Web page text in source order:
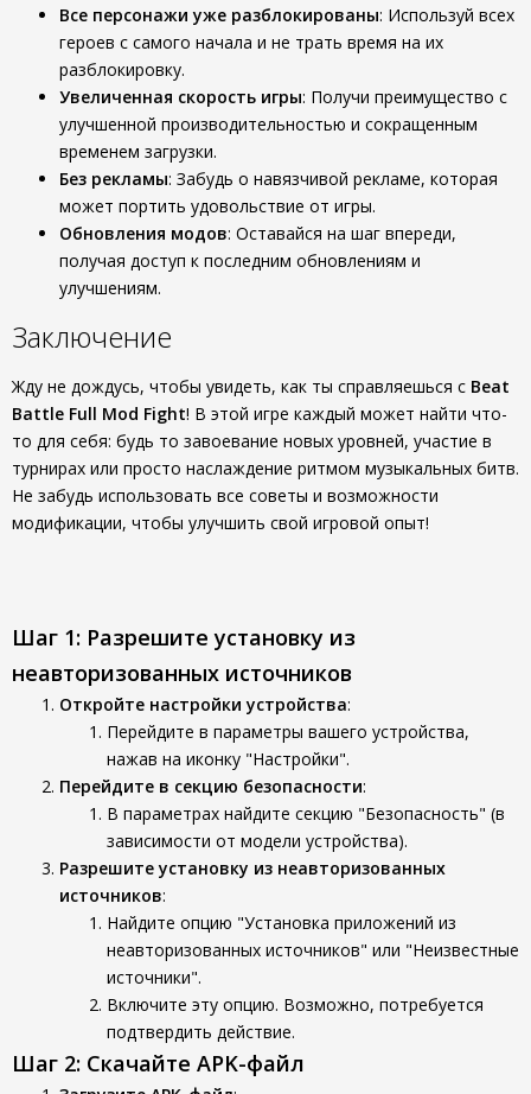
Все персонажи уже разблокированы: Используй всех
героев с самого начала и не трать время на их
разблокировку.
Увеличенная скорость игры: Получи преимущество с
улучшенной производительностью и сокращенным
временем загрузки.
Без рекламы: Забудь о навязчивой рекламе, которая
может портить удовольствие от игры.
Обновления модов: Оставайся на шаг впереди,
получая доступ к последним обновлениям и
улучшениям.
Заключение
Жду не дождусь, чтобы увидеть, как ты справляешься с Beat
Battle Full Mod Fight! В этой игре каждый может найти что-
то для себя: будь то завоевание новых уровней, участие в
турнирах или просто наслаждение ритмом музыкальных битв.
Не забудь использовать все советы и возможности
модификации, чтобы улучшить свой игровой опыт!
Шаг 1: Разрешите установку из
неавторизованных источников
Откройте настройки устройства:
Перейдите в параметры вашего устройства,
нажав на иконку "Настройки".
Перейдите в секцию безопасности:
В параметрах найдите секцию "Безопасность" (в
зависимости от модели устройства).
Разрешите установку из неавторизованных
источников:
Найдите опцию "Установка приложений из
неавторизованных источников" или "Неизвестные
источники".
Включите эту опцию. Возможно, потребуется
подтвердить действие.
Шаг 2: Скачайте APK-файл